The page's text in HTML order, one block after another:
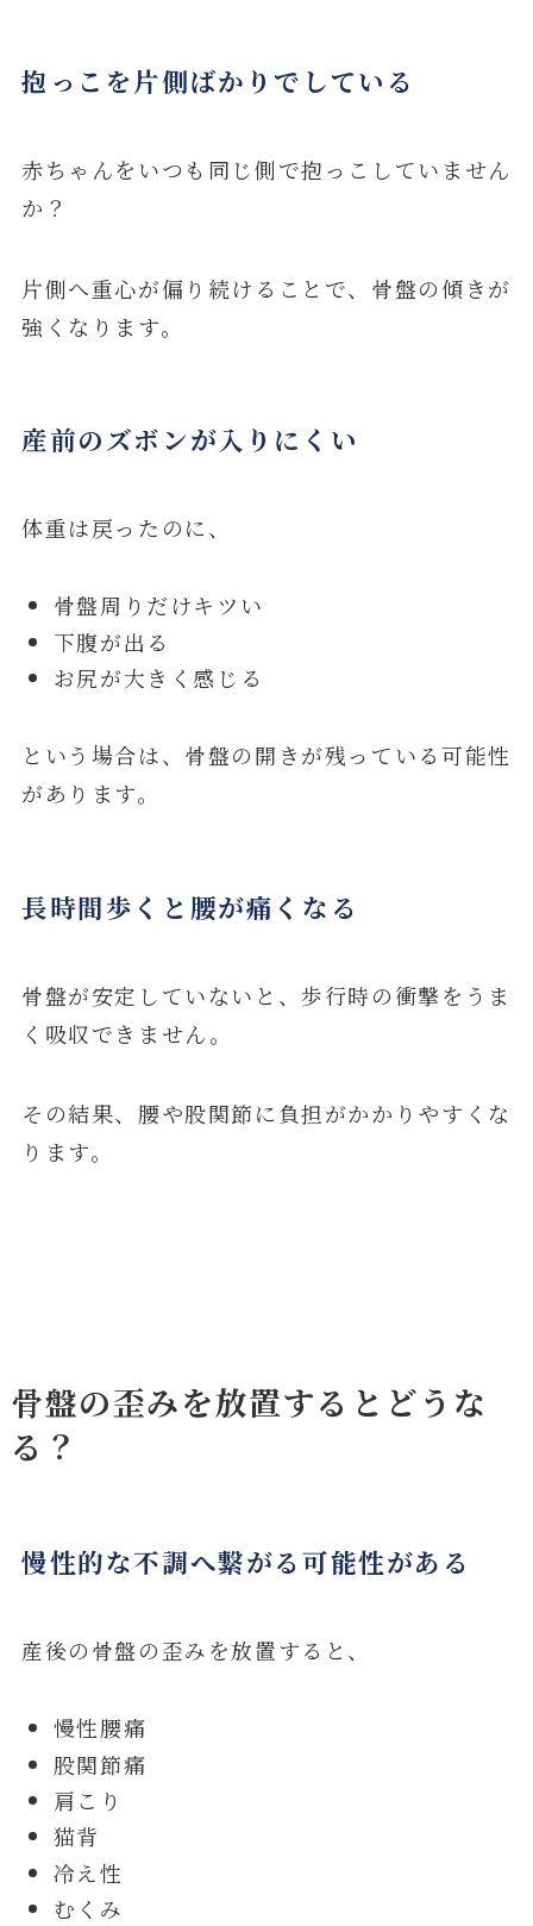
抱っこを片側ばかりでしている
赤ちゃんをいつも同じ側で抱っこしていません
か？
片側へ重心が偏り続けることで、骨盤の傾きが
強くなります。
産前のズボンが入りにくい
体重は戻ったのに、
骨盤周りだけキツい
下腹が出る
お尻が大きく感じる
という場合は、骨盤の開きが残っている可能性
があります。
長時間歩くと腰が痛くなる
骨盤が安定していないと、歩行時の衝撃をうま
く吸収できません。
その結果、腰や股関節に負担がかかりやすくな
ります。
骨盤の歪みを放置するとどうな
る？
慢性的な不調へ繋がる可能性がある
産後の骨盤の歪みを放置すると、
慢性腰痛
股関節痛
肩こり
猫背
冷え性
むくみ